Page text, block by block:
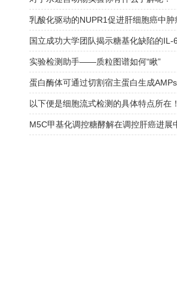
实验检测助手——质粒图谱如何“瞅”
以下便是细胞流式检测的具体特点所在！